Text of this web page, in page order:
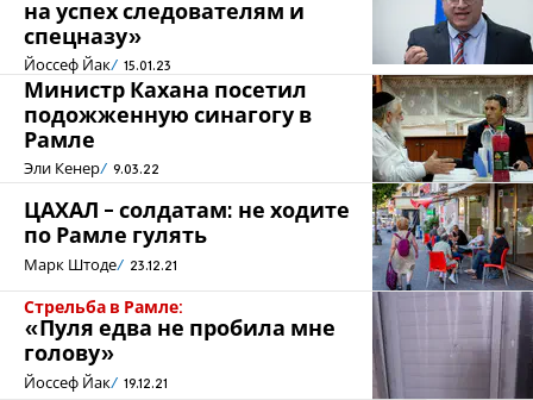
на успех следователям и
спецназу»
Йоссеф Йак 15.01.23
Министр Кахана посетил
подожженную синагогу в
Рамле
Эли Кенер 9.03.22
ЦАХАЛ - солдатам: не ходите
по Рамле гулять
Марк Штоде 23.12.21
Стрельба в Рамле:
«Пуля едва не пробила мне
голову»
Йоссеф Йак 19.12.21